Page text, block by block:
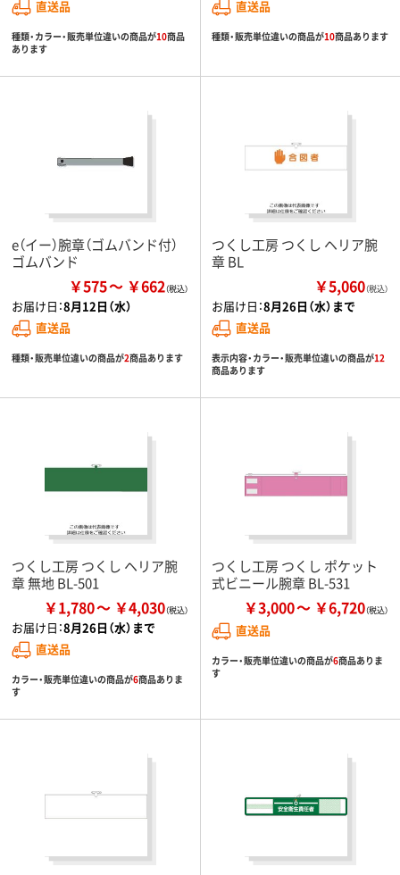
直送品
種類・カラー・販売単位違いの商品が10商品
あります
直送品
種類・販売単位違いの商品が10商品あります
e（イー）腕章（ゴムバンド付）
ゴムバンド
￥575 ￥662
お届け日：8月12日（水）
直送品
種類・販売単位違いの商品が2商品あります
つくし工房 つくし ヘリア腕
章 BL
￥5,060（税込）
お届け日：8月26日（水）まで
直送品
表示内容・カラー・販売単位違いの商品が12
商品あります
つくし工房 つくし ヘリア腕
章 無地 BL-501
￥1,780 ￥4,030
お届け日：8月26日（水）まで
直送品
カラー・販売単位違いの商品が6商品ありま
す
つくし工房 つくし ポケット
式ビニール腕章 BL-531
￥3,000 ￥6,720
直送品
カラー・販売単位違いの商品が6商品ありま
す